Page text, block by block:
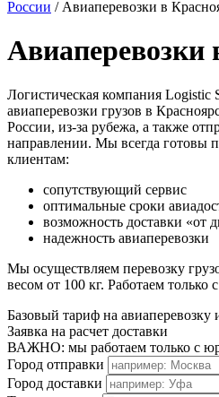
России / Авиаперевозки в
Авиаперевозки
Логистическая компания Logistic
авиаперевозки грузов в
России, из-за рубежа, а также
направлении. Мы всегда готовы
клиентам:
сопутствующий сервис
оптимальные сроки
возможность доставки «от
надежность авиаперевозки
Мы осуществляем перевозку
весом от 100 кг. Работаем
Базовый тариф на
Заявка на расчет доставки
ВАЖНО: мы работаем только с
Город отправки
Город доставки